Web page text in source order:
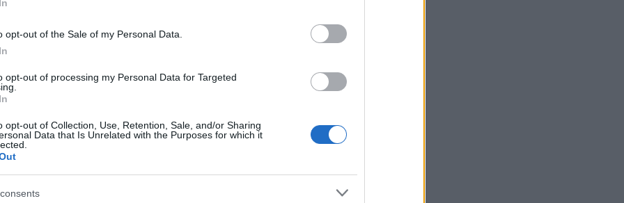
opt-out of the Sale of my Personal Data.
opt-out of processing my Personal Data for Targeted
opt-out of Collection, Use, Retention, Sale, and/or Sharing
Data that Is Unrelated with the Purposes for which it
október 3-án Balla Orsolya beszél az ökológiai
keresztül.
Sótér Eszter pszichiáter tart előadást arról,
is közzétettek, olvasóikat arra kérik, hogy
de már nem használt tárgyakból. Az elkészült
a legötletesebb alkotásokat díjazzák.